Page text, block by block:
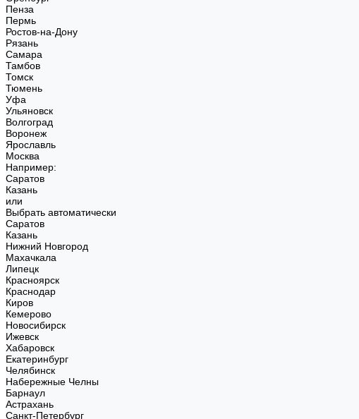
Пенза
Пермь
Ростов-на-Дону
Рязань
Самара
Тамбов
Томск
Тюмень
Уфа
Ульяновск
Волгоград
Воронеж
Ярославль
Москва
Например:
Саратов
Казань
или
Выбрать автоматически
Саратов
Казань
Нижний Новгород
Махачкала
Липецк
Красноярск
Краснодар
Киров
Кемерово
Новосибирск
Ижевск
Хабаровск
Екатеринбург
Челябинск
Набережные Челны
Барнаул
Астрахань
Санкт-Петербург